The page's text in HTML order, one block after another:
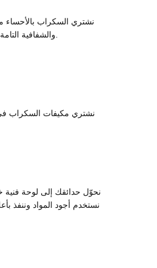
نشتري السكراب بالأحساء
نشتري مكيفات السكراب في
نحوّل حدائقك إلى لوحة
نستخدم أجود المواد وننفذ